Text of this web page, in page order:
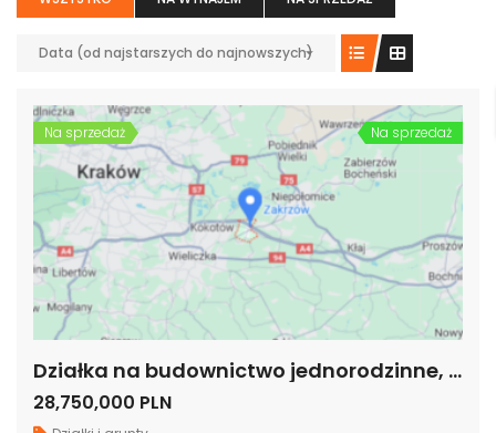
Data (od najstarszych do najnowszych)
Na sprzedaż Na sprzedaż
Działka na budownictwo jednorodzinne, Zakrzów, woj. małopolskie
28,750,000 PLN